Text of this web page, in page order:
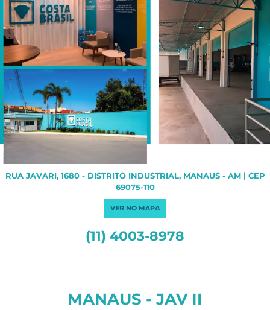
RUA JAVARI, 1680 - DISTRITO INDUSTRIAL, MANAUS - AM | CEP
69075-110
VER NO MAPA
(11) 4003-8978
MANAUS - JAV II